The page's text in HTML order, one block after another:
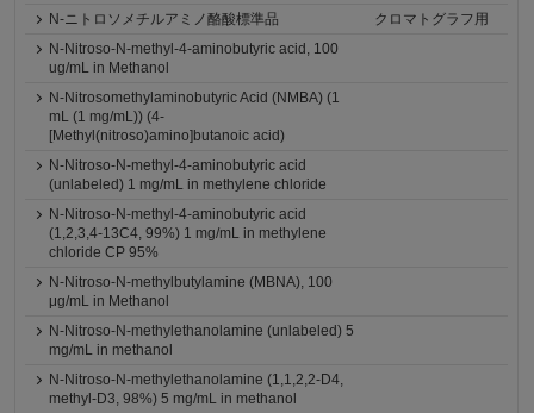
N-ニトロソメチルアミノ酪酸標準品
クロマトグラフ用
N-Nitroso-N-methyl-4-aminobutyric acid, 100
ug/mL in Methanol
N-Nitrosomethylaminobutyric Acid (NMBA) (1
mL (1 mg/mL)) (4-
[Methyl(nitroso)amino]butanoic acid)
N-Nitroso-N-methyl-4-aminobutyric acid
(unlabeled) 1 mg/mL in methylene chloride
N-Nitroso-N-methyl-4-aminobutyric acid
(1,2,3,4-13C4, 99%) 1 mg/mL in methylene
chloride CP 95%
N-Nitroso-N-methylbutylamine (MBNA), 100
μg/mL in Methanol
N-Nitroso-N-methylethanolamine (unlabeled) 5
mg/mL in methanol
N-Nitroso-N-methylethanolamine (1,1,2,2-D4,
methyl-D3, 98%) 5 mg/mL in methanol